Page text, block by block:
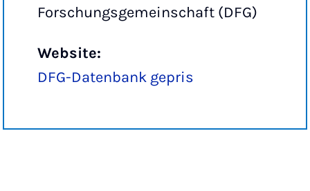
Forschungsgemeinschaft (DFG)
Website:
DFG-Datenbank gepris